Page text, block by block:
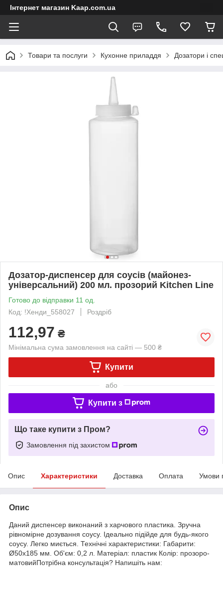
Інтернет магазин Kaap.com.ua
Товари та послуги Кухонне приладдя Дозатори і
Дозатор-диспенсер для соусів (майонез-
універсальний) 200 мл. прозорий Kitchen Line
Готово до відправки 11 од.
Код: !Хенди_558027
Роздріб
112,97 ₴
Мінімальна сума замовлення на сайті — 500 ₴
Купити
або
Купити з
Що таке купити з Пром?
Замовлення під захистом
Опис Характеристики Доставка Оплата Умови
Опис
Даний диспенсер виконаний з харчового пластика. Зручна
рівномірне дозування соусу. Ідеально підійде для будь-якого
соусу. Легко миється. Технічні характеристики: Габарити:
Ø50х185 мм. Об'єм: 0,2 л. Матеріал: пластик Колір: прозоро-
матовийПотрібна консультація? Напишіть нам: